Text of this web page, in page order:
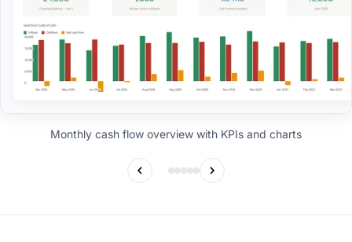
Monthly cash flow overview with KPIs and charts